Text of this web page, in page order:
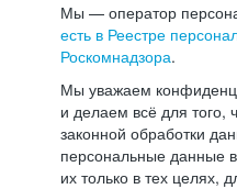
Мы — оператор
есть в Реестре
Роскомнадзора.
Мы уважаем
и делаем всё для того,
законной обработки
персональные данные
их только в тех целях,